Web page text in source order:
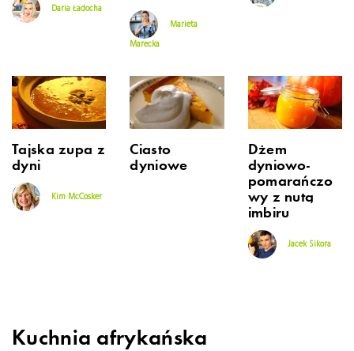
Daria Ładocha
Marieta
Marecka
Tajska zupa z
dyni
Kim McCosker
Ciasto
dyniowe
Dżem
dyniowo-
pomarańczo
wy z nutą
imbiru
Jacek Sikora
Kuchnia afrykańska